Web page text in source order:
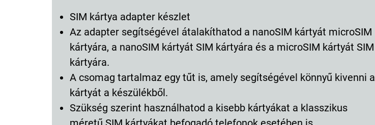
SIM kártya adapter készlet
Az adapter segítségével átalakíthatod a nanoSIM kártyát microSIM
kártyára, a nanoSIM kártyát SIM kártyára és a microSIM kártyát SIM
kártyára.
A csomag tartalmaz egy tűt is, amely segítségével könnyű kivenni a
kártyát a készülékből.
Szükség szerint használhatod a kisebb kártyákat a klasszikus